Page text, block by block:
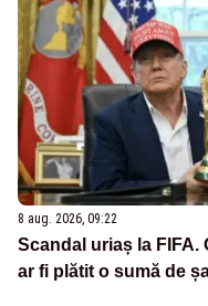
8 aug. 2026, 09:22
Scandal uriaș la FIFA.
ar fi plătit o sumă de